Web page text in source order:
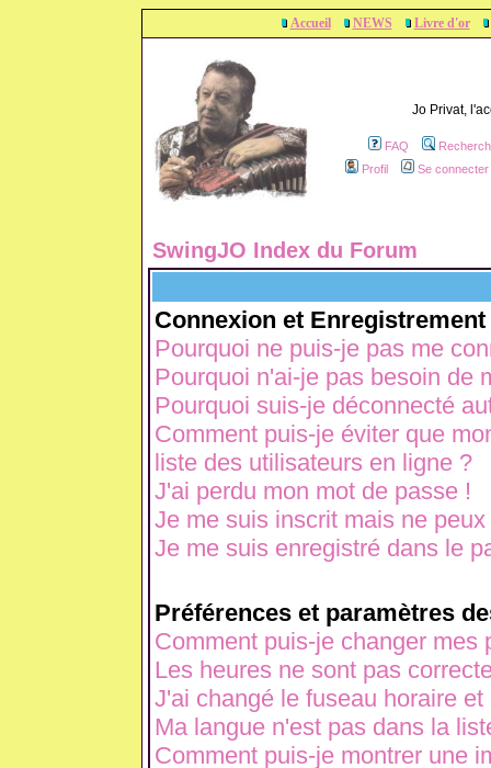
Accueil NEWS Livre d'or
Jo Privat,
FAQ
Profil
Se
SwingJO Index du Forum
Connexion et Enregistrement
Pourquoi ne puis-je pas me
Pourquoi n'ai-je pas besoin de
Pourquoi suis-je déconnecté
Comment puis-je éviter que
liste des utilisateurs en ligne ?
J'ai perdu mon mot de passe !
Je me suis inscrit mais ne
Je me suis enregistré dans le
Préférences et paramètres
Comment puis-je changer mes
Les heures ne sont pas
J'ai changé le fuseau horaire
Ma langue n'est pas dans la
Comment puis-je montrer une